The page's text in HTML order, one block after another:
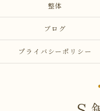
整体
ブログ
プライバシーポリシー